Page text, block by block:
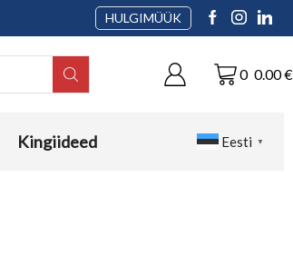
HULGIMÜÜK
0 0.00€
Kingiideed Eesti ▼